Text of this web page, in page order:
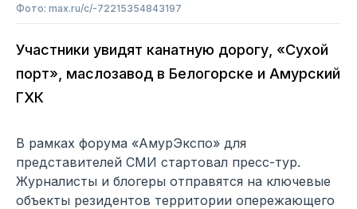
Фото: max.ru/c/-72215354843197
Участники увидят канатную дорогу, «Сухой
порт», маслозавод в Белогорске и Амурский
ГХК
В рамках форума «АмурЭкспо» для
представителей СМИ стартовал пресс-тур.
Журналисты и блогеры отправятся на ключевые
объекты резидентов территории опережающего